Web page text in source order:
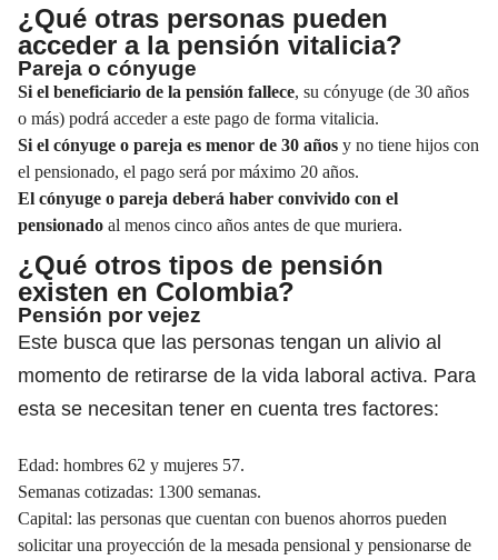
¿Qué otras personas pueden
acceder a la pensión vitalicia?
Pareja o cónyuge
Si el beneficiario de la pensión fallece, su cónyuge (de 30 años
o más) podrá acceder a este pago de forma vitalicia.
Si el cónyuge o pareja es menor de 30 años y no tiene hijos con
el pensionado, el pago será por máximo 20 años.
El cónyuge o pareja deberá haber convivido con el
pensionado al menos cinco años antes de que muriera.
¿Qué otros tipos de pensión
existen en Colombia?
Pensión por vejez
Este busca que las personas tengan un alivio al
momento de retirarse de la vida laboral activa. Para
esta se necesitan tener en cuenta tres factores:
Edad: hombres 62 y mujeres 57.
Semanas cotizadas: 1300 semanas.
Capital: las personas que cuentan con buenos ahorros pueden
solicitar una proyección de la mesada pensional y pensionarse de